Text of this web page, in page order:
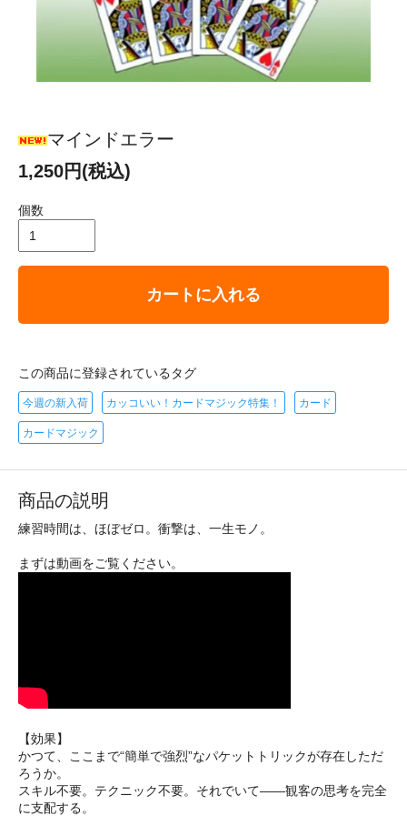
マインドエラー
1,250円(税込)
個数
カートに入れる
この商品に登録されているタグ
今週の新入荷 カッコいい！カードマジック特集！ カード
カードマジック
商品の説明
練習時間は、ほぼゼロ。衝撃は、一生モノ。
まずは動画をご覧ください。
【効果】
かつて、ここまで“簡単で強烈”なパケットトリックが存在しただ
ろうか。
スキル不要。テクニック不要。それでいて――観客の思考を完全
に支配する。